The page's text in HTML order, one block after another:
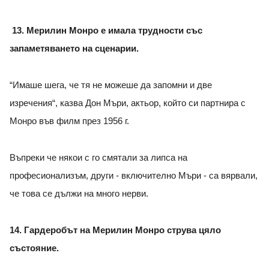
13. Мерилин Монро е имала трудности със
запаметяването на сценарии.
“Имаше шега, че тя не можеше да запомни и две
изречения“, казва Дон Мъри, актьор, който си партнира с
Монро във филм през 1956 г.
Въпреки че някои с го смятали за липса на
професионализъм, други - включително Мъри - са вярвали,
че това се дължи на много нерви.
14. Гардеробът на Мерилин Монро струва цяло
състояние.